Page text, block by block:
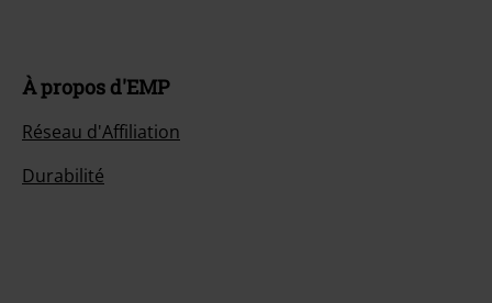
À propos d'EMP
Réseau d'Affiliation
Durabilité